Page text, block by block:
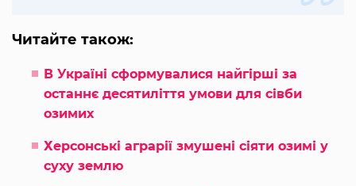
Читайте також:
В Україні сформувалися найгірші за
останнє десятиліття умови для сівби
озимих
Херсонські аграрії змушені сіяти озимі у
суху землю